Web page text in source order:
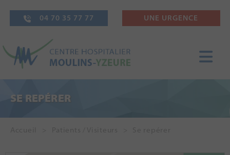
04 70 35 77 77 UNE URGENCE
SE REPÉRER